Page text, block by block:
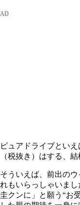
ピュアドライブとい
（税抜き）はする、
そういえば、前出の
れもいらっしゃいま
圭クンに」と願う“お